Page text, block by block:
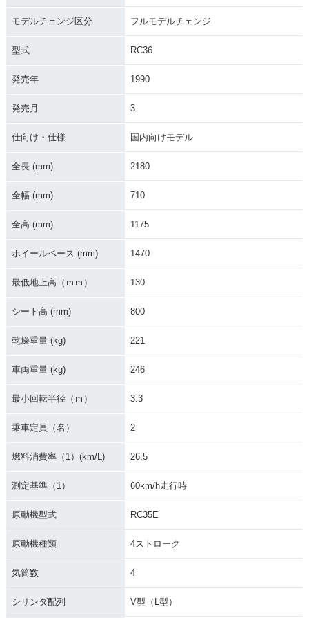
モデルチェンジ区分 フルモデルチェンジ
型式 RC36
発売年 1990
発売月 3
仕向け・仕様 国内向けモデル
全長 (mm) 2180
全幅 (mm) 710
全高 (mm) 1175
ホイールベース (mm) 1470
最低地上高（ｍｍ） 130
シート高 (mm) 800
乾燥重量 (kg) 221
車両重量 (kg) 246
最小回転半径（ｍ） 3.3
乗車定員（名） 2
燃料消費率（1）(km/L) 26.5
測定基準（1） 60km/h走行時
原動機型式 RC35E
原動機種類 4ストローク
気筒数 4
シリンダ配列 V型（L型）